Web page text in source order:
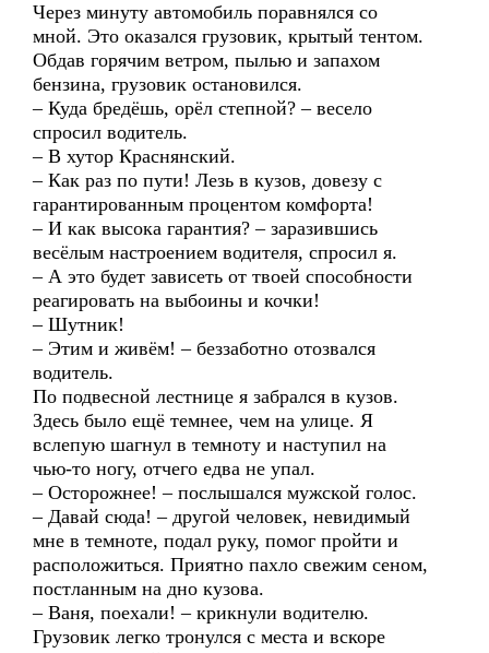
Через минуту автомобиль поравнялся со
мной. Это оказался грузовик, крытый тентом.
Обдав горячим ветром, пылью и запахом
бензина, грузовик остановился.
– Куда бредёшь, орёл степной? – весело
спросил водитель.
– В хутор Краснянский.
– Как раз по пути! Лезь в кузов, довезу с
гарантированным процентом комфорта!
– И как высока гарантия? – заразившись
весёлым настроением водителя, спросил я.
– А это будет зависеть от твоей способности
реагировать на выбоины и кочки!
– Шутник!
– Этим и живём! – беззаботно отозвался
водитель.
По подвесной лестнице я забрался в кузов.
Здесь было ещё темнее, чем на улице. Я
вслепую шагнул в темноту и наступил на
чью-то ногу, отчего едва не упал.
– Осторожнее! – послышался мужской голос.
– Давай сюда! – другой человек, невидимый
мне в темноте, подал руку, помог пройти и
расположиться. Приятно пахло свежим сеном,
постланным на дно кузова.
– Ваня, поехали! – крикнули водителю.
Грузовик легко тронулся с места и вскоре